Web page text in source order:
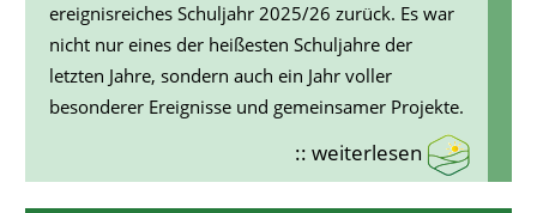
ereignisreiches Schuljahr 2025/26 zurück. Es war
nicht nur eines der heißesten Schuljahre der
letzten Jahre, sondern auch ein Jahr voller
besonderer Ereignisse und gemeinsamer Projekte.
:: weiterlesen